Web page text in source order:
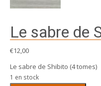
Le sabre de
€12,00
Le sabre de Shibito (4 tomes)
1 en stock